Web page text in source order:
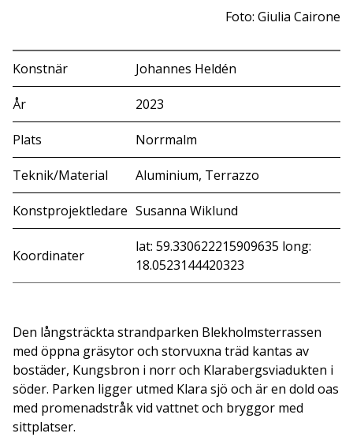
Foto: Giulia Cairone
Konstnär Johannes Heldén
År 2023
Plats Norrmalm
Teknik/Material Aluminium, Terrazzo
Konstprojektledare Susanna Wiklund
Koordinater
lat: 59.330622215909635 long:
18.0523144420323
Den långsträckta strandparken Blekholmsterrassen
med öppna gräsytor och storvuxna träd kantas av
bostäder, Kungsbron i norr och Klarabergsviadukten i
söder. Parken ligger utmed Klara sjö och är en dold oas
med promenadstråk vid vattnet och bryggor med
sittplatser.